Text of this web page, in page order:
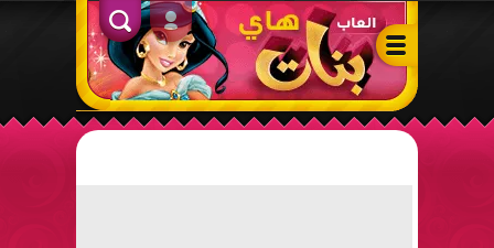
ألعاب بنات هاي – أفضل ألعاب تلبيس، مكياج، طبخ وأنشطة ممتعة
الدخول